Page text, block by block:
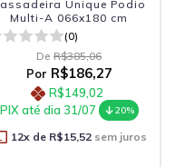
Unique Podio
Multi-A 066x180 cm
(0)
De R$385,06
Por R$186,27
R$149,02
PIX até dia 31/07
20%
12x de R$15,52 sem juros